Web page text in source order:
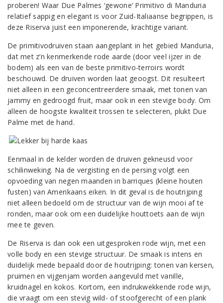
proberen! Waar Due Palmes ‘gewone’ Primitivo di Manduria
relatief sappig en elegant is voor Zuid-Italiaanse begrippen, is
deze Riserva juist een imponerende, krachtige variant.
De primitivodruiven staan aangeplant in het gebied Manduria,
dat met z’n kenmerkende rode aarde (door veel ijzer in de
bodem) als een van de beste primitivo-terroirs wordt
beschouwd. De druiven worden laat geoogst. Dit resulteert
niet alleen in een geconcentreerdere smaak, met tonen van
jammy en gedroogd fruit, maar ook in een stevige body. Om
alleen de hoogste kwaliteit trossen te selecteren, plukt Due
Palme met de hand.
Eenmaal in de kelder worden de druiven gekneusd voor
schilinweking. Na de vergisting en de persing volgt een
opvoeding van negen maanden in barriques (kleine houten
fusten) van Amerikaans eiken. In dit geval is de houtrijping
niet alleen bedoeld om de structuur van de wijn mooi af te
ronden, maar ook om een duidelijke houttoets aan de wijn
mee te geven.
De Riserva is dan ook een uitgesproken rode wijn, met een
volle body en een stevige structuur. De smaak is intens en
duidelijk mede bepaald door de houtrijping: tonen van kersen,
pruimen en vijgenjam worden aangevuld met vanille,
kruidnagel en kokos. Kortom, een indrukwekkende rode wijn,
die vraagt om een stevig wild- of stoofgerecht of een plank